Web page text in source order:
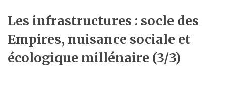
Les infrastructures : socle des
Empires, nuisance sociale et
écologique millénaire (3/3)